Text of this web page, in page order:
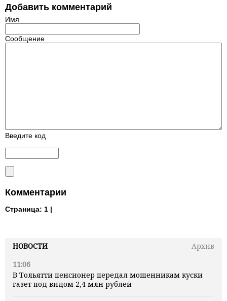
НОВОСТИ
Архив
11:06
В Тольятти пенсионер передал мошенникам куски
газет под видом 2,4 млн рублей
Добавить комментарий
Имя
Сообщение
Введите код
Комментарии
Страница: 1 |